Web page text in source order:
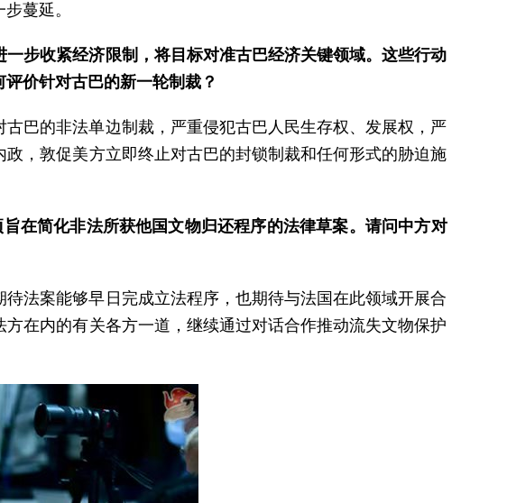
蔓延。
步收紧经济限制，将目标对准古巴经济关键领域。这些行动
价针对古巴的新一轮制裁？
巴的非法单边制裁，严重侵犯古巴人民生存权、发展权，严
，敦促美方立即终止对古巴的封锁制裁和任何形式的胁迫施
在简化非法所获他国文物归还程序的法律草案。请问中方对
法案能够早日完成立法程序，也期待与法国在此领域开展合
在内的有关各方一道，继续通过对话合作推动流失文物保护